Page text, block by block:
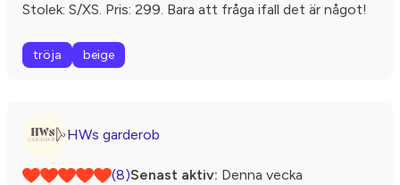
Stolek: S/XS. Pris: 299. Bara att fråga ifall det är något!
tröja beige
HWs garderob
(8)Senast aktiv: Denna vecka